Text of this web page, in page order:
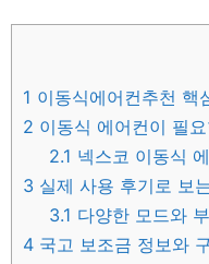
1 이동식에어컨추천 핵
2 이동식 에어컨이 필
2.1 넥스코 이동식
3 실제 사용 후기로 보
3.1 다양한 모드와
4 국고 보조금 정보와